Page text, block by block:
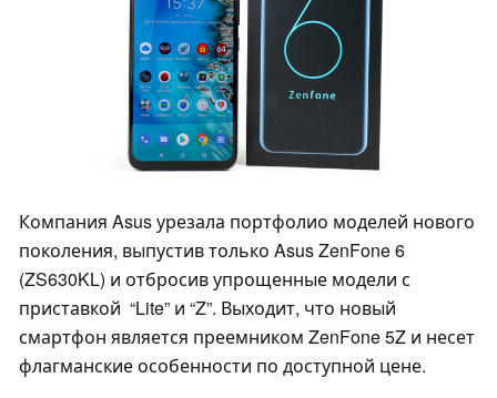
Компания Asus урезала портфолио моделей нового
поколения, выпустив только Asus ZenFone 6
(ZS630KL) и отбросив упрощенные модели с
приставкой “Lite” и “Z”. Выходит, что новый
смартфон является преемником ZenFone 5Z и несет
флагманские особенности по доступной цене.